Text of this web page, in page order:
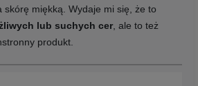
skórę miękką. Wydaje mi się, że to
lub suchych cer, ale to też
produkt.